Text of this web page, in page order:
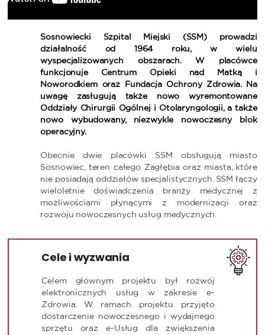
Sosnowiecki Szpital Miejski (SSM) prowadzi
działalność od 1964 roku, w wielu
wyspecjalizowanych obszarach. W placówce
funkcjonuje Centrum Opieki nad Matką i
Noworodkiem oraz Fundacja Ochrony Zdrowia. Na
uwagę zasługują także nowo wyremontowane
Oddziały Chirurgii Ogólnej i Otolaryngologii, a także
nowo wybudowany, niezwykle nowoczesny blok
operacyjny.
Obecnie dwie placówki SSM obsługują miasto
Sosnowiec, teren całego Zagłębia oraz miasta, które
nie posiadają oddziałów specjalistycznych. SSM łączy
wieloletnie doświadczenia branży medycznej z
możliwościami płynącymi z modernizacji oraz
rozwoju nowoczesnych usług medycznych.
Cele i wyzwania
Celem głównym projektu był rozwój
elektronicznych usług w zakresie e-
Zdrowia. W ramach projektu przyjęto
dostarczenie nowoczesnego i wydajnego
sprzętu oraz e-Usług dla zwiększenia